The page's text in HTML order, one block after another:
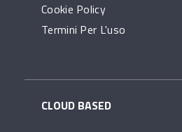
Cookie Policy
Termini Per L'uso
CLOUD BASED